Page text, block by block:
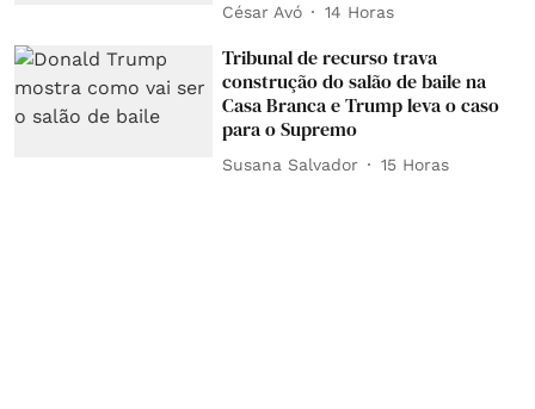
César Avó 14 Horas
Tribunal de recurso trava
construção do salão de baile na
Casa Branca e Trump leva o caso
para o Supremo
Susana Salvador 15 Horas